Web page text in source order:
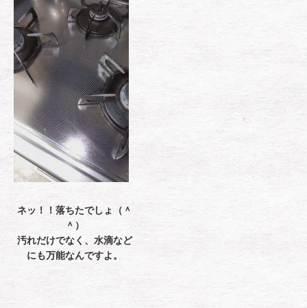
ネッ！！落ちたでしょ（＾
＾）
汚れだけでなく、水滴など
にも万能なんですよ。